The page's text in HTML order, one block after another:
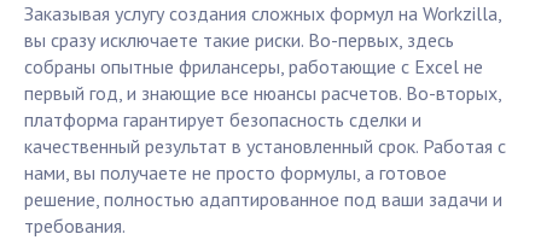
Заказывая услугу создания сложных формул на Workzilla,
вы сразу исключаете такие риски. Во-первых, здесь
собраны опытные фрилансеры, работающие с Excel не
первый год, и знающие все нюансы расчетов. Во-вторых,
платформа гарантирует безопасность сделки и
качественный результат в установленный срок. Работая с
нами, вы получаете не просто формулы, а готовое
решение, полностью адаптированное под ваши задачи и
требования.